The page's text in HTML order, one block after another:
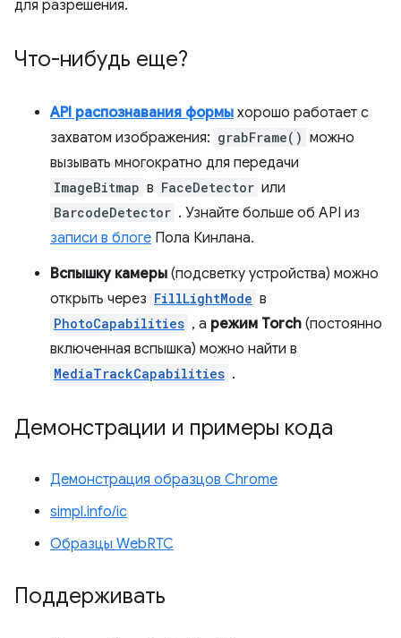
для разрешения.
Что-нибудь еще?
API распознавания формы хорошо работает с
захватом изображения: grabFrame() можно
вызывать многократно для передачи
ImageBitmap в FaceDetector или
BarcodeDetector . Узнайте больше об API из
записи в блоге Пола Кинлана.
Вспышку камеры (подсветку устройства) можно
открыть через FillLightMode в
PhotoCapabilities , а режим Torch (постоянно
включенная вспышка) можно найти в
MediaTrackCapabilities .
Демонстрации и примеры кода
Демонстрация образцов Chrome
simpl.info/ic
Образцы WebRTC
Поддерживать